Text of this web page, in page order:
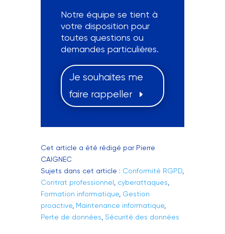
Notre équipe se tient à
votre disposition pour
toutes questions ou
demandes particulières.
Je souhaites me
faire rappeller
Cet article a été rédigé par Pierre
CAIGNEC
Sujets dans cet article : Conformité RGPD,
Contrat professionnel cyberattaques
Formation informatique, Gestion
proactive, Maintenance informatique,
Perte de données Sécurité des données